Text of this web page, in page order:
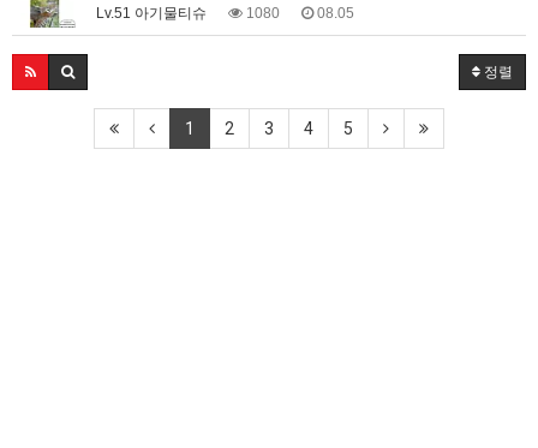
Lv.51 아기물티슈 1080 08.05
정렬
1 2 3 4 5